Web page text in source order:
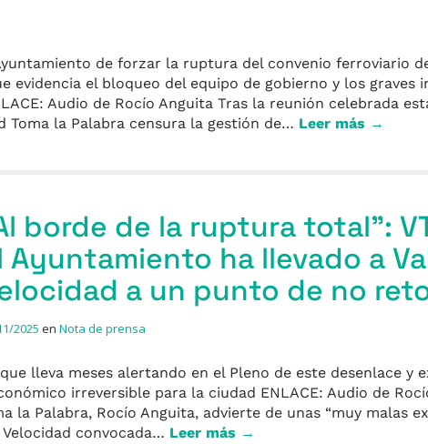
de forzar la ruptura del convenio ferroviario
evidencia el bloqueo del equipo de gobierno y los graves
Audio de Rocío Anguita Tras la reunión celebrada
Toma la Palabra censura la gestión de… Leer más →
borde de la ruptura total”:
Ayuntamiento ha llevado a
a un punto de no
2025 en Nota de prensa
lleva meses alertando en el Pleno de este desenlace y
irreversible para la ciudad ENLACE: Audio de
la Palabra, Rocío Anguita, advierte de unas “muy malas
convocada… Leer más →